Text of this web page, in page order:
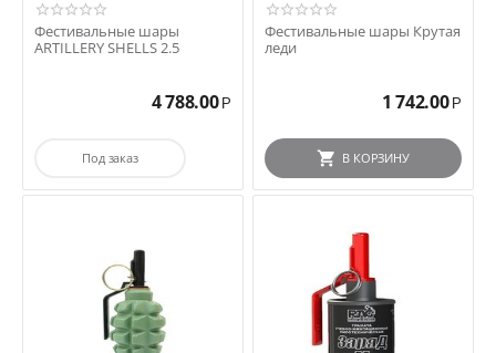
Фестивальные шары
ARTILLERY SHELLS 2.5
4 788.00 Р
Под заказ
Фестивальные шары Крутая
леди
1 742.00 Р
В КОРЗИНУ